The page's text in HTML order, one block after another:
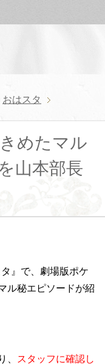
おはスタ
めたマル
山本部長
』で、劇場版ポケ
ル秘エピソードが紹
、
スタッフに確認し